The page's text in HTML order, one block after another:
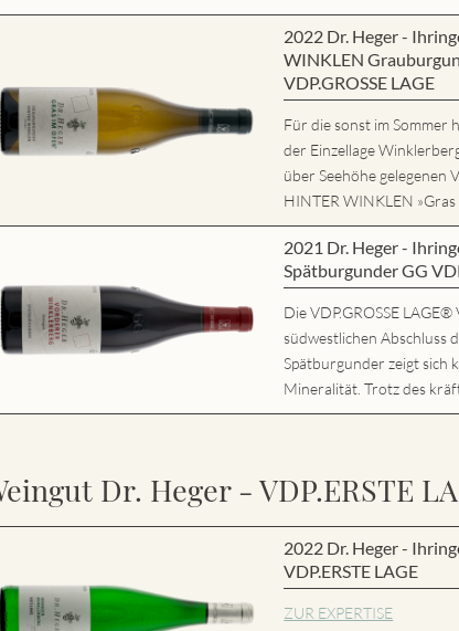
2022 Dr. Heger -
WINKLEN
VDP.GROSSE LAGE
Für die sonst im Sommer
der Einzellage
über Seehöhe gelegenen
HINTER WINKLEN »Gras
2021 Dr. Heger -
Spätburgunder GG
Die VDP.GROSSE
südwestlichen Abschluss
Spätburgunder zeigt sich
Mineralität. Trotz des
Dr. Heger - VDP.ERSTE
2022 Dr. Heger -
VDP.ERSTE LAGE
ZUR EXPERTISE